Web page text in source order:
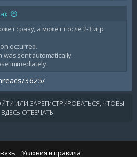
сразу, а может после 2-3 игр.
occurred.
was sent automatically.
immediately.
3625/
ИЛИ ЗАРЕГИСТРИРОВАТЬСЯ, ЧТОБЫ
ЗДЕСЬ ОТВЕЧАТЬ.
Условия и правила